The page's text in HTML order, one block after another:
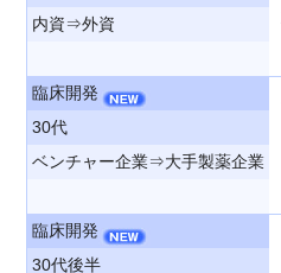
内資⇒外資
臨床開発
30代
ベンチャー企業⇒大手製薬企業
臨床開発
30代後半